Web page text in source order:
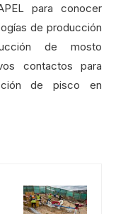
para conocer
de producción
de mosto
contactos para
de pisco en